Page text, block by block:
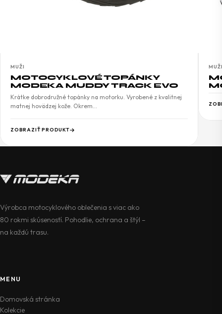
MUŽI
MOTOCYKLOVÉ TOPÁNKY
MODEKA MUDDY TRACK EVO
Krátke dobrodružné topánky na motorku. Vyrobené z kvalitnej
matnej hovädzej kože. Okrem…
ZOBRAZIŤ PRODUKT
Výrobca motocyklového oblečenia s viac ako
80 rokmi skúseností. Pohodlie, ochrana a štýl –
na každú trasu.
MENU
Domovská stránka
Kolekcie